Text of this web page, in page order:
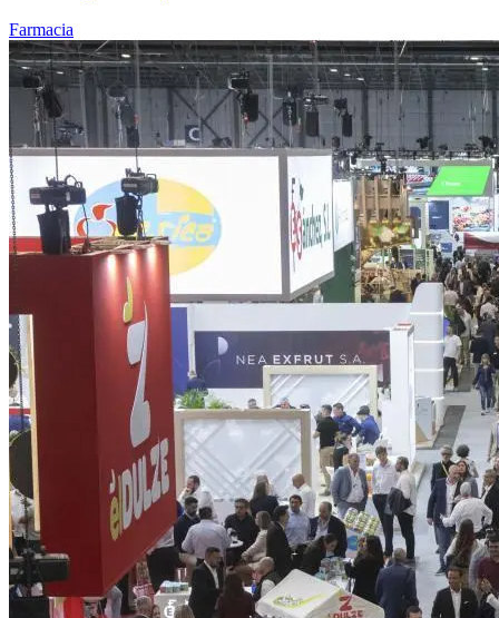
Farmacia